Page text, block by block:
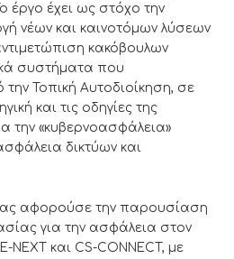
έργο έχει ως στόχο την
νέων και καινοτόμων λύσεων
κακόβουλων
συστήματα που
Τοπική Αυτοδιοίκηση, σε
και τις οδηγίες της
την «κυβερνοασφάλεια»
δικτύων και
αφορούσε την παρουσίαση
για την ασφάλεια στον
NEXT και CS-CONNECT, με